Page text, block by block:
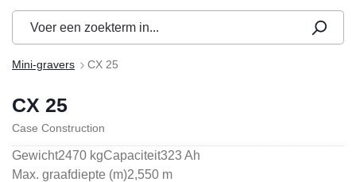
Mini-gravers CX 25
CX 25
Case Construction
Gewicht2470 kgCapaciteit323 Ah
Max. graafdiepte (m)2,550 m